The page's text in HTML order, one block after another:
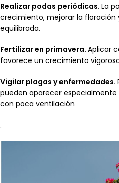
Realizar podas periódicas. La
crecimiento, mejorar la
equilibrada.
Fertilizar en primavera. Aplicar
favorece un crecimiento
Vigilar plagas y enfermedades.
pueden aparecer
con poca ventilación
.